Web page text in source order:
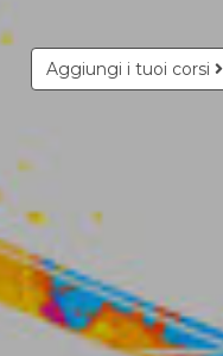
Aggiungi i tuoi corsi